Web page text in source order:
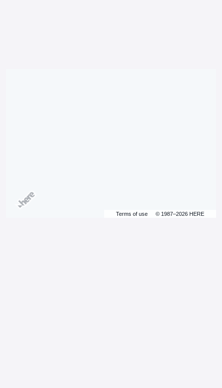
Terms of use © 1987–2026 HERE